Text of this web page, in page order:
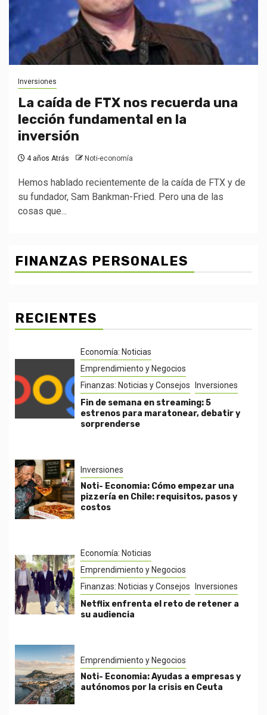
Inversiones
La caída de FTX nos recuerda una
lección fundamental en la
inversión
4 años Atrás Noti-economía
Hemos hablado recientemente de la caída de FTX y de
su fundador, Sam Bankman-Fried. Pero una de las
cosas que...
FINANZAS PERSONALES
RECIENTES
Economía: Noticias
Emprendimiento y Negocios
Finanzas: Noticias y Consejos
Inversiones
Fin de semana en streaming: 5
estrenos para maratonear, debatir y
sorprenderse
Inversiones
Noti- Economia: Cómo empezar una
pizzería en Chile: requisitos, pasos y
costos
Economía: Noticias
Emprendimiento y Negocios
Finanzas: Noticias y Consejos
Inversiones
Netflix enfrenta el reto de retener a
su audiencia
Emprendimiento y Negocios
Noti- Economia: Ayudas a empresas y
autónomos por la crisis en Ceuta